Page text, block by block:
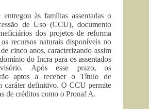
entregou às famílias assentadas o
de Uso (CCU), documento
dos projetos de reforma
recursos naturais disponíveis no
cinco anos, caracterizando assim
do Incra para os assentados
Após esse prazo, os
aptos a receber o Título de
caráter definitivo. O CCU permite
de créditos como o Pronaf A.